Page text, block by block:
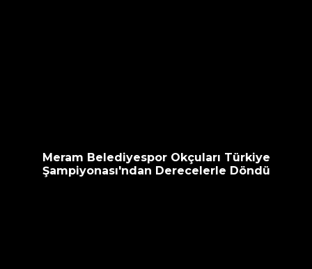
Meram Belediyespor Okçuları Türkiye
Şampiyonası'ndan Derecelerle Döndü